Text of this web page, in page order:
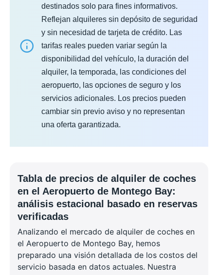
destinados solo para fines informativos.
Reflejan alquileres sin depósito de seguridad
y sin necesidad de tarjeta de crédito. Las
tarifas reales pueden variar según la
disponibilidad del vehículo, la duración del
alquiler, la temporada, las condiciones del
aeropuerto, las opciones de seguro y los
servicios adicionales. Los precios pueden
cambiar sin previo aviso y no representan
una oferta garantizada.
Tabla de precios de alquiler de coches
en el Aeropuerto de Montego Bay:
análisis estacional basado en reservas
verificadas
Analizando el mercado de alquiler de coches en
el Aeropuerto de Montego Bay, hemos
preparado una visión detallada de los costos del
servicio basada en datos actuales. Nuestra